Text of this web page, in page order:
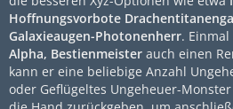
Hoffnungsvorbote
Galaxieaugen-Photonenherr.
Alpha, Bestienmeister auch einen
kann er eine beliebige Anzahl
oder Geflügeltes Ungeheuer-